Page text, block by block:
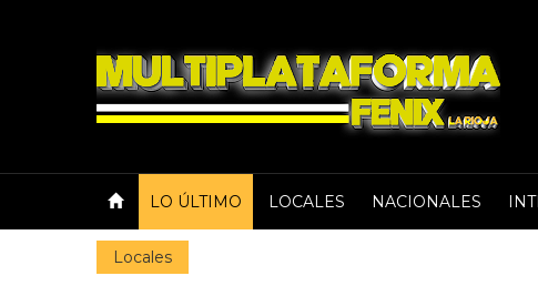
LO ÚLTIMO LOCALES NACIONALES
Locales